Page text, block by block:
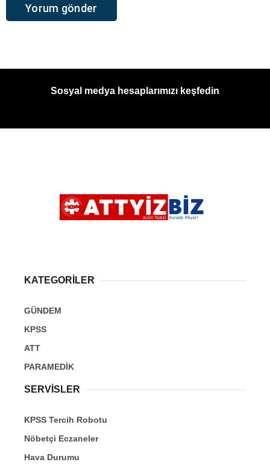
Sosyal medya hesaplarımızı keşfedin
KATEGORİLER
GÜNDEM
KPSS
ATT
PARAMEDİK
SERVİSLER
KPSS Tercih Robotu
Nöbetçi Eczaneler
Hava Durumu